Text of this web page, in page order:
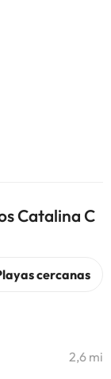
Catalina C
2,6 mi